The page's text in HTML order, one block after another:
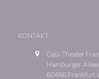
KONTAKT
Galli Theater
Hamburger
60486 Frankfurt